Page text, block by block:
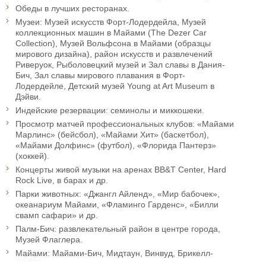
Обеды в лучших ресторанах.
Музеи: Музей искусств Форт-Лодердейла, Музей
коллекционных машин в Майами (The Dezer Car
Сollection), Музей Вольфсона в Майами (образцы
мирового дизайна), район искусств и развлечений
Риверуок, Рыболовецкий музей и Зал славы в Дания-
Бич, Зал славы мирового плавания в Форт-
Лодердейле, Детский музей Young at Art Museum в
Дэйви.
Индейские резервации: семинолы и миккошеки.
Просмотр матчей профессиональных клубов: «Майами
Марлинс» (бейсбол), «Майами Хит» (баскетбол),
«Майами Долфинс» (футбол), «Флорида Пантерз»
(хоккей).
Концерты живой музыки на аренах BB&T Center, Hard
Rock Live, в барах и др.
Парки животных: «Джангл Айленд», «Мир бабочек»,
океанариум Майами, «Фламинго Гарденс», «Билли
свамп сафари» и др.
Палм-Бич: развлекательный район в центре города,
Музей Флаглера.
Майами: Майами-Бич, Мидтаун, Винвуд, Брикелл-